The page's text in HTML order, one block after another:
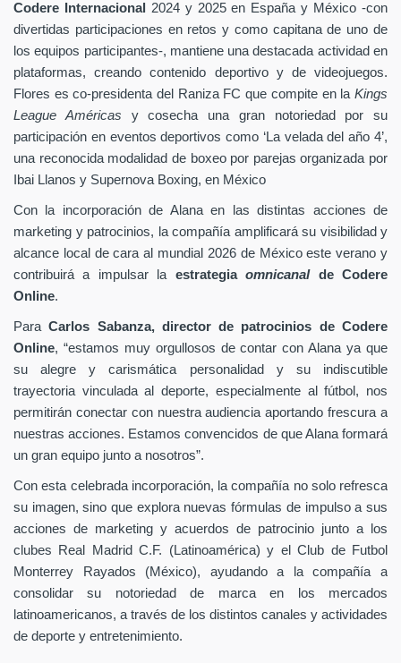
Codere Internacional 2024 y 2025 en España y México -con
divertidas participaciones en retos y como capitana de uno de
los equipos participantes-, mantiene una destacada actividad en
plataformas, creando contenido deportivo y de videojuegos.
Flores es co-presidenta del Raniza FC que compite en la Kings
League Américas y cosecha una gran notoriedad por su
participación en eventos deportivos como ‘La velada del año 4’,
una reconocida modalidad de boxeo por parejas organizada por
Ibai Llanos y Supernova Boxing, en México
Con la incorporación de Alana en las distintas acciones de
marketing y patrocinios, la compañía amplificará su visibilidad y
alcance local de cara al mundial 2026 de México este verano y
contribuirá a impulsar la estrategiaomnicanal de Codere
Online.
ParaCarlos Sabanza, director de patrocinios de Codere
Online, “estamos muy orgullosos de contar con Alana ya que
su alegre y carismática personalidad y su indiscutible
trayectoria vinculada al deporte, especialmente al fútbol, nos
permitirán conectar con nuestra audiencia aportando frescura a
nuestras acciones. Estamos convencidos de que Alana formará
un gran equipo junto a nosotros”.
Con esta celebrada incorporación, la compañía no solo refresca
su imagen, sino que explora nuevas fórmulas de impulso a sus
acciones de marketing y acuerdos de patrocinio junto a los
clubes Real Madrid C.F. (Latinoamérica) y el Club de Futbol
Monterrey Rayados (México), ayudando a la compañía a
consolidar su notoriedad de marca en los mercados
latinoamericanos, a través de los distintos canales y actividades
de deporte y entretenimiento.